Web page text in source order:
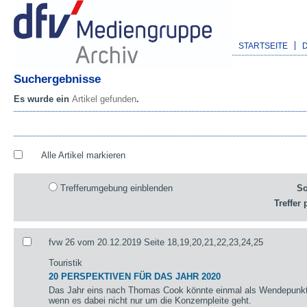
STARTSEITE
Suchergebnisse
Es wurde ein Artikel gefunden.
Alle Artikel markieren
Trefferumgebung einblenden
Treffer
fvw 26 vom 20.12.2019 Seite 18,19,20,21,22,23,24,25
Touristik
20 PERSPEKTIVEN FÜR DAS JAHR 2020
Das Jahr eins nach Thomas Cook könnte einmal als
wenn es dabei nicht nur um die Konzernpleite geht.